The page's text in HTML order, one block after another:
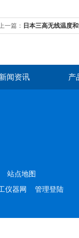
一篇： 日本三高无线温度
新闻资讯 产
站点地图
仪器网 管理登陆